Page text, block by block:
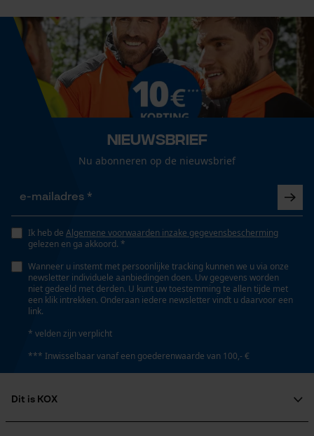
Nieuwsbrief
Nu abonneren op de nieuwsbrief
Ik heb de Algemene voorwaarden inzake gegevensbescherming
gelezen en ga akkoord. *
Wanneer u instemt met persoonlijke tracking kunnen we u via onze
newsletter individuele aanbiedingen doen. Uw gegevens worden
niet gedeeld met derden. U kunt uw toestemming te allen tijde met
een klik intrekken. Onderaan iedere newsletter vindt u daarvoor een
link.
* velden zijn verplicht
*** Inwisselbaar vanaf een goederenwaarde van 100,- €
Dit is KOX